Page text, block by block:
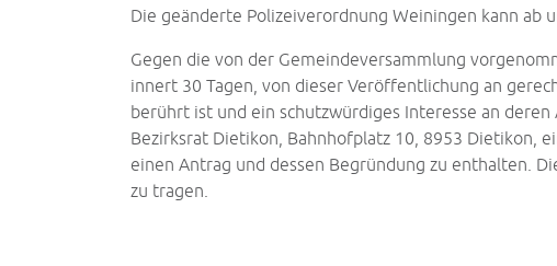
Die geänderte Polizeiverordnung Weiningen kann ab
Gegen die von der Gemeindeversammlung
innert 30 Tagen, von dieser Veröffentlichung an
berührt ist und ein schutzwürdiges Interesse an
Bezirksrat Dietikon, Bahnhofplatz 10, 8953 Dietikon,
einen Antrag und dessen Begründung zu enthalten.
zu tragen.